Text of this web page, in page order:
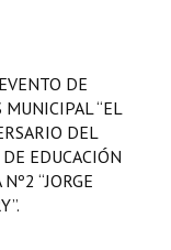
DE
MUNICIPAL “EL
DEL
EDUCACIÓN
“JORGE